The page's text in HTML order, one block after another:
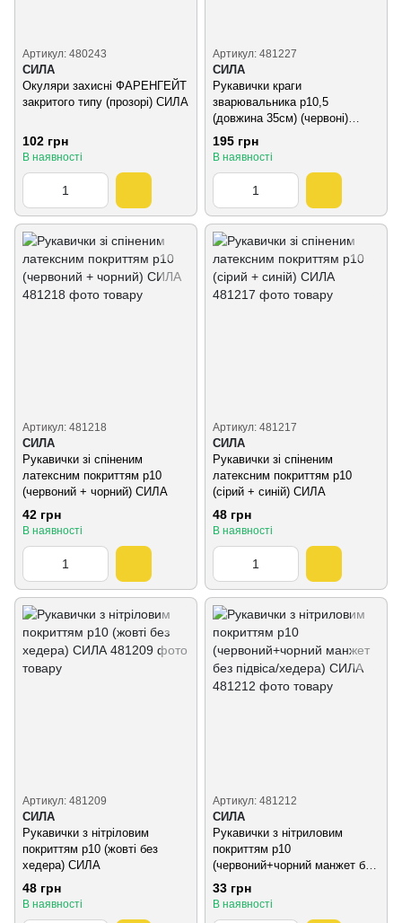
Артикул: 480243
СИЛА
Окуляри захисні ФАРЕНГЕЙТ
закритого типу (прозорі) СИЛА
102 грн
В наявності
Артикул: 481227
СИЛА
Рукавички краги
зварювальника р10,5
(довжина 35см) (червоні)
СИЛА
195 грн
В наявності
Артикул: 481218
СИЛА
Рукавички зі спіненим
латексним покриттям р10
(червоний + чорний) СИЛА
42 грн
В наявності
Артикул: 481217
СИЛА
Рукавички зі спіненим
латексним покриттям р10
(сірий + синій) СИЛА
48 грн
В наявності
Артикул: 481209
СИЛА
Рукавички з нітріловим
покриттям р10 (жовті без
хедера) СИЛА
48 грн
В наявності
Артикул: 481212
СИЛА
Рукавички з нітриловим
покриттям р10
(червоний+чорний манжет без
підвіса/хедера) СИЛА
33 грн
В наявності